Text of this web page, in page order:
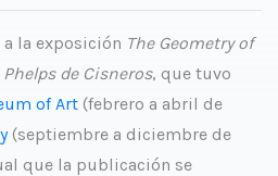
la exposición The Geometry of
de Cisneros, que tuvo
of Art (febrero a abril de
(septiembre a diciembre de
que la publicación se